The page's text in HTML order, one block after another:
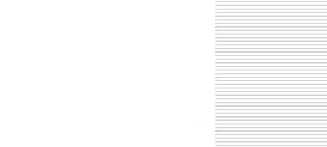
チェコスロバキア軍 連邦共
価格
￥398